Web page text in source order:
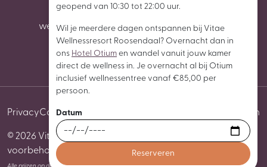
wellnessroosendaal@vitaewellnessresorts.nl
© 2026 Vitae Wellnessresort Roosendaal Alle rechten
voorbehouden
PrivacyCookiesAlgemene voorwaarden Cookie instellingen
geopend van 10:30 tot 22:00 uur.
Wil je meerdere dagen ontspannen bij Vitae
Wellnessresort Roosendaal? Overnacht dan in
ons Hotel Otium en wandel vanuit jouw kamer
direct de wellness in. Je overnacht al bij Otium
inclusief wellnessentree vanaf €85,00 per
persoon.
Datum